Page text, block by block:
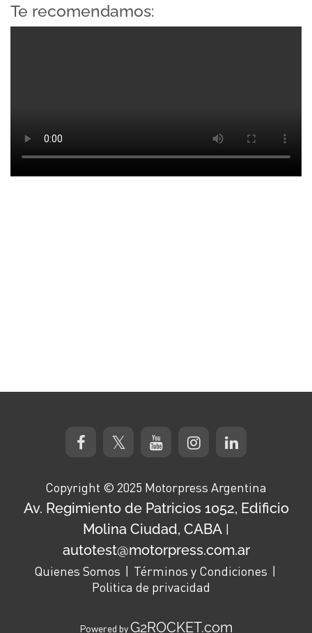
Te recomendamos:
Copyright © 2025 Motorpress Argentina
Av. Regimiento de Patricios 1052, Edificio
Molina Ciudad, CABA |
autotest@motorpress.com.ar
Quienes Somos
Términos y Condiciones
Politica de privacidad
Powered byG2ROCKET.com